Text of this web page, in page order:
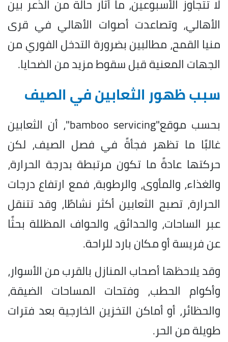
لا تتجاوز الأسبوعين، ما أثار حالة من الذعر بين
الأهالي، وتصاعدت أصوات الأهالي في قرى
منيا القمح، مطالبين بضرورة التدخل الفوري من
الجهات المعنية قبل سقوط مزيد من الضحايا.
سبب ظهور الثعابين في الصيف
بحسب موقع"bamboo servicing"، أن الثعابين
غالبًا ما تظهر فجأةً في فصل الصيف، لكن
حركتها عادةً ما تكون مرتبطة بدرجة الحرارة،
والغذاء، والمأوى، والرطوبة، فمع ارتفاع درجات
الحرارة، تصبح الثعابين أكثر نشاطًا، وقد تتنقل
عبر الساحات، والحدائق، والحواف المظللة بحثًا
عن فريسة أو مكان بارد للراحة.
وقد يلاحظها أصحاب المنازل بالقرب من الأسوار،
وأكوام الحطب، وفتحات المساحات الضيقة،
والحظائر، أو أماكن التخزين الخارجية بعد فترات
طويلة من الحر.